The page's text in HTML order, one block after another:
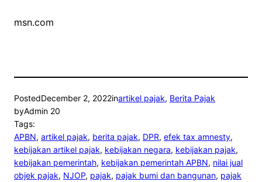
msn.com
PostedDecember 2, 2022inartikel pajak, Berita Pajak
byAdmin 20
Tags:
APBN, artikel pajak, berita pajak, DPR, efek tax amnesty
kebijakan artikel pajak, kebijakan negara, kebijakan pajak
kebijakan pemerintah, kebijakan pemerintah APBN, nilai jual
objek pajak, NJOP, pajak, pajak bumi dan bangunan, pajak